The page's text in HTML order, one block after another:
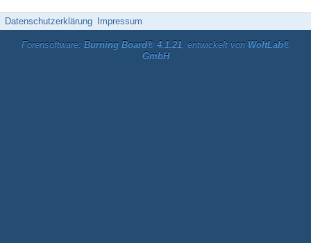
Datenschutzerklärung Impressum
Forensoftware: Burning Board® 4.1.21, entwickelt von WoltLab®
GmbH